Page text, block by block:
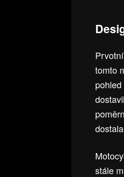
tomto
stále